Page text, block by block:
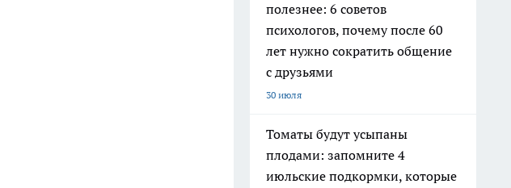
полезнее: 6 советов
психологов, почему после 60
лет нужно сократить общение
с друзьями
30 июля
Томаты будут усыпаны
плодами: запомните 4
июльские подкормки, которые